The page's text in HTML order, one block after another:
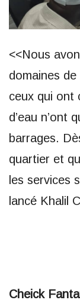
<<Nous
domaines
ceux qui ont
d’eau n’ont
barrages.
quartier et
les services
lancé Khalil
Cheick